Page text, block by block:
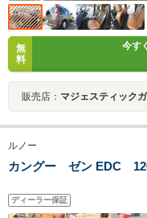
無
料
今す
販売店： マジェスティック
ルノー
カングー ゼン EDC
ディーラー保証